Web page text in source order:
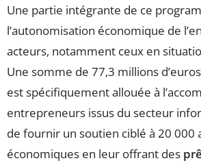
Une partie intégrante de ce
l’autonomisation économique de
acteurs, notamment ceux en
Une somme de 77,3 millions
est spécifiquement allouée à
entrepreneurs issus du secteur
de fournir un soutien ciblé à 20 000
économiques en leur offrant des